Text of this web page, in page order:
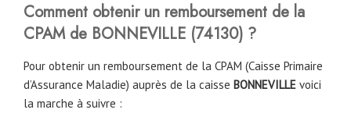
Comment obtenir un remboursement de la
CPAM de BONNEVILLE (74130) ?
Pour obtenir un remboursement de la CPAM (Caisse Primaire
d’Assurance Maladie) auprès de la caisse BONNEVILLE voici
la marche à suivre :